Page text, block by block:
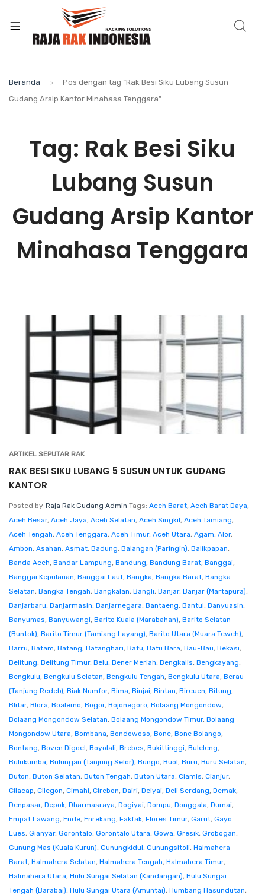
Beranda
Pos dengan tag “Rak Besi Siku Lubang Susun
Gudang Arsip Kantor Minahasa Tenggara”
Tag: Rak Besi Siku
Lubang Susun
Gudang Arsip Kantor
Minahasa Tenggara
ARTIKEL SEPUTAR RAK
RAK BESI SIKU LUBANG 5 SUSUN UNTUK GUDANG
KANTOR
Posted by Raja Rak Gudang Admin Tags: Aceh Barat, Aceh Barat Daya,
Aceh Besar, Aceh Jaya, Aceh Selatan, Aceh Singkil, Aceh Tamiang,
Aceh Tengah, Aceh Tenggara, Aceh Timur, Aceh Utara, Agam, Alor,
Ambon, Asahan, Asmat, Badung, Balangan (Paringin), Balikpapan,
Banda Aceh, Bandar Lampung, Bandung, Bandung Barat, Banggai,
Banggai Kepulauan, Banggai Laut, Bangka, Bangka Barat, Bangka
Selatan, Bangka Tengah, Bangkalan, Bangli, Banjar, Banjar (Martapura),
Banjarbaru, Banjarmasin, Banjarnegara, Bantaeng, Bantul, Banyuasin,
Banyumas, Banyuwangi, Barito Kuala (Marabahan), Barito Selatan
(Buntok), Barito Timur (Tamiang Layang), Barito Utara (Muara Teweh),
Barru, Batam, Batang, Batanghari, Batu, Batu Bara, Bau-Bau, Bekasi,
Belitung, Belitung Timur, Belu, Bener Meriah, Bengkalis, Bengkayang,
Bengkulu, Bengkulu Selatan, Bengkulu Tengah, Bengkulu Utara, Berau
(Tanjung Redeb), Biak Numfor, Bima, Binjai, Bintan, Bireuen, Bitung,
Blitar, Blora, Boalemo, Bogor, Bojonegoro, Bolaang Mongondow,
Bolaang Mongondow Selatan, Bolaang Mongondow Timur, Bolaang
Mongondow Utara, Bombana, Bondowoso, Bone, Bone Bolango,
Bontang, Boven Digoel, Boyolali, Brebes, Bukittinggi, Buleleng,
Bulukumba, Bulungan (Tanjung Selor), Bungo, Buol, Buru, Buru Selatan,
Buton, Buton Selatan, Buton Tengah, Buton Utara, Ciamis, Cianjur,
Cilacap, Cilegon, Cimahi, Cirebon, Dairi, Deiyai, Deli Serdang, Demak,
Denpasar, Depok, Dharmasraya, Dogiyai, Dompu, Donggala, Dumai,
Empat Lawang, Ende, Enrekang, Fakfak, Flores Timur, Garut, Gayo
Lues, Gianyar, Gorontalo, Gorontalo Utara, Gowa, Gresik, Grobogan,
Gunung Mas (Kuala Kurun), Gunungkidul, Gunungsitoli, Halmahera
Barat, Halmahera Selatan, Halmahera Tengah, Halmahera Timur,
Halmahera Utara, Hulu Sungai Selatan (Kandangan), Hulu Sungai
Tengah (Barabai), Hulu Sungai Utara (Amuntai), Humbang Hasundutan,